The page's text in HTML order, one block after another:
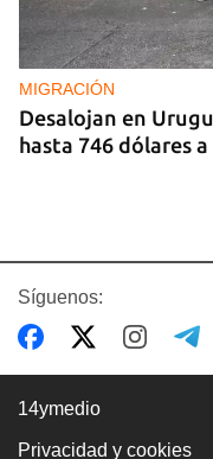
MIGRACIÓN
Desalojan en
hasta 746 dólares
Síguenos:
14ymedio
Privacidad y cookies